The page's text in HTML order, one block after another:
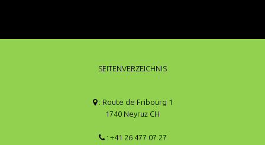
SEITENVERZEICHNIS
: Route de Fribourg 1
1740 Neyruz CH
: +41 26 477 07 27